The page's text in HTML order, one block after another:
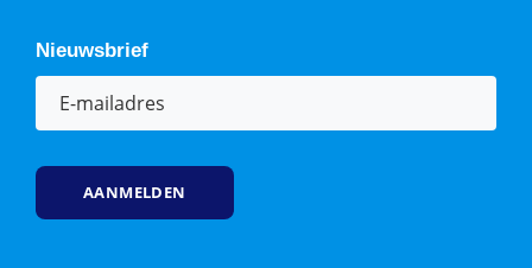
Nieuwsbrief
E-
mailadres(Vereist)